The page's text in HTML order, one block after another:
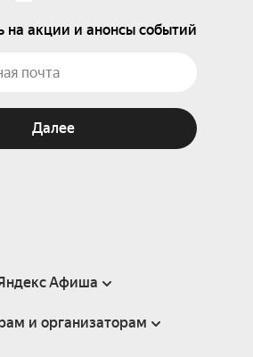
на акции и анонсы событий
Далее
Афиша
Справка
и организаторам